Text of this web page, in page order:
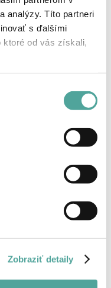
analýzy. Títo partneri
s ďalšími
od vás získali,
Zobraziť detaily